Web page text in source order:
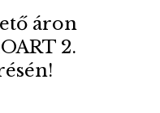
áron
2.